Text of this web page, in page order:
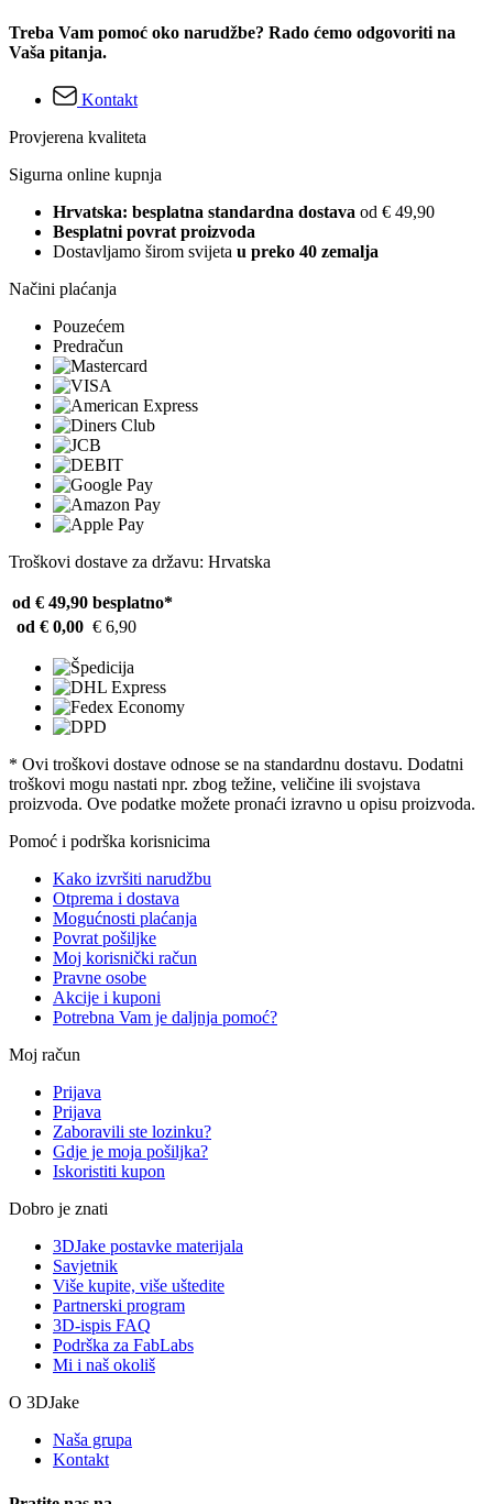
Treba Vam pomoć oko narudžbe? Rado ćemo odgovoriti na
Vaša pitanja.
Kontakt
Provjerena kvaliteta
Sigurna online kupnja
Hrvatska: besplatna standardna dostava od € 49,90
Besplatni povrat proizvoda
Dostavljamo širom svijeta u preko 40 zemalja
Načini plaćanja
Pouzećem
Predračun
Troškovi dostave za državu: Hrvatska
od € 49,90 besplatno*
od € 0,00 € 6,90
* Ovi troškovi dostave odnose se na standardnu ​​dostavu. Dodatni
troškovi mogu nastati npr. zbog težine, veličine ili svojstava
proizvoda. Ove podatke možete pronaći izravno u opisu proizvoda.
Pomoć i podrška korisnicima
Kako izvršiti narudžbu
Otprema i dostava
Mogućnosti plaćanja
Povrat pošiljke
Moj korisnički račun
Pravne osobe
Akcije i kuponi
Potrebna Vam je daljnja pomoć?
Moj račun
Prijava
Prijava
Zaboravili ste lozinku?
Gdje je moja pošiljka?
Iskoristiti kupon
Dobro je znati
3DJake postavke materijala
Savjetnik
Više kupite, više uštedite
Partnerski program
3D-ispis FAQ
Podrška za FabLabs
Mi i naš okoliš
O 3DJake
Naša grupa
Kontakt